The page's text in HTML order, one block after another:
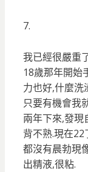
7.
我已經很嚴重
18歲那年開始
力也好,什麼洗
只要有機會我
兩年下來,發現
背不熟.現在
都沒有晨勃現
出精液,很粘.